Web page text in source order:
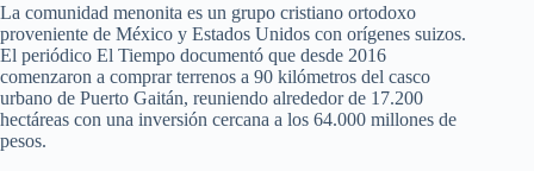
La comunidad menonita es un grupo cristiano ortodoxo
proveniente de México y Estados Unidos con orígenes suizos.
El periódico El Tiempo documentó que desde 2016
comenzaron a comprar terrenos a 90 kilómetros del casco
urbano de Puerto Gaitán, reuniendo alrededor de 17.200
hectáreas con una inversión cercana a los 64.000 millones de
pesos.